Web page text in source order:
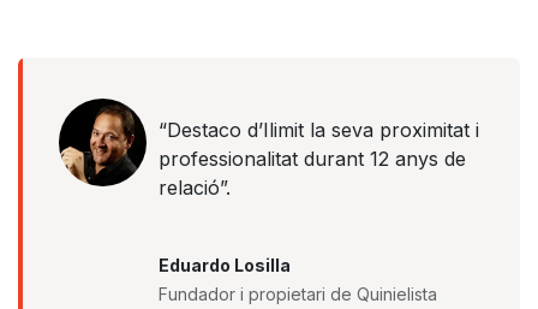
“Destaco d’Ilimit la seva proximitat i
professionalitat durant 12 anys de
relació”.
Eduardo Losilla
Fundador i propietari de Quinielista